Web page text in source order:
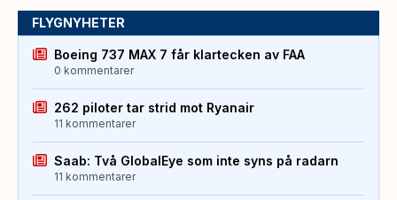
FLYGNYHETER
Boeing 737 MAX 7 får klartecken av FAA
0 kommentarer
262 piloter tar strid mot Ryanair
11 kommentarer
Saab: Två GlobalEye som inte syns på radarn
11 kommentarer